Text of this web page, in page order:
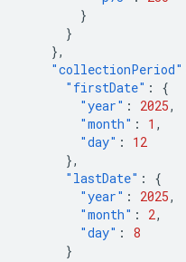
}
}
},
"collectionPeriod"
"firstDate" :
{
"year" : 2025,
"month" : 1 ,
"day" :
12
},
"lastDate" :
{
"year" : 2025,
"month" : 2,
"day" :
8
}